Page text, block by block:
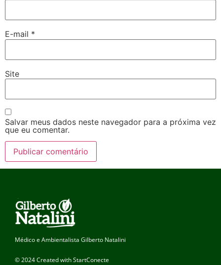
E-mail *
Site
Salvar meus dados neste navegador para a próxima vez
que eu comentar.
Médico e Ambientalista Gilberto Natalini
© 2024 Created with StartConecte